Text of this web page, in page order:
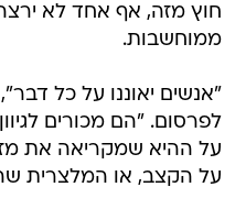
חוץ מזה, אף אחד לא
ממוחשבות.
"אנשים יאוננו על כל
לפרסום. "הם מכורים
על ההיא שמקריאה את מזג
על הקצב, או המלצרית